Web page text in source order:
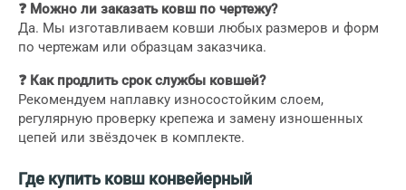
❓ Можно ли заказать ковш по чертежу?
Да. Мы изготавливаем ковши любых размеров и форм
по чертежам или образцам заказчика.
❓ Как продлить срок службы ковшей?
Рекомендуем наплавку износостойким слоем,
регулярную проверку крепежа и замену изношенных
цепей или звёздочек в комплекте.
Где купить ковш конвейерный